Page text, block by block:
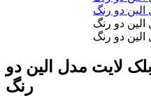
لایت مدل الین دو
رنگ